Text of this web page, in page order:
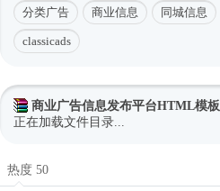
分类广告 商业信息 同城信息
classicads
商业广告信息发布平台HTML模板
正在加载文件目录...
热度 50